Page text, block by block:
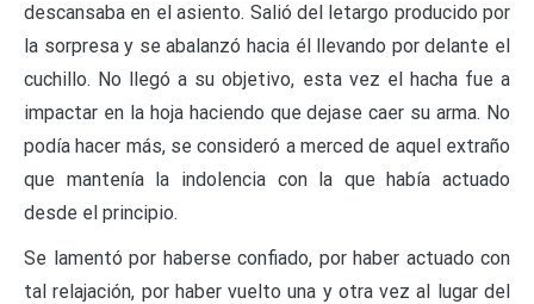
descansaba en el asiento. Salió del letargo producido por
la sorpresa y se abalanzó hacia él llevando por delante el
cuchillo. No llegó a su objetivo, esta vez el hacha fue a
impactar en la hoja haciendo que dejase caer su arma. No
podía hacer más, se consideró a merced de aquel extraño
que mantenía la indolencia con la que había actuado
desde el principio.
Se lamentó por haberse confiado, por haber actuado con
tal relajación, por haber vuelto una y otra vez al lugar del